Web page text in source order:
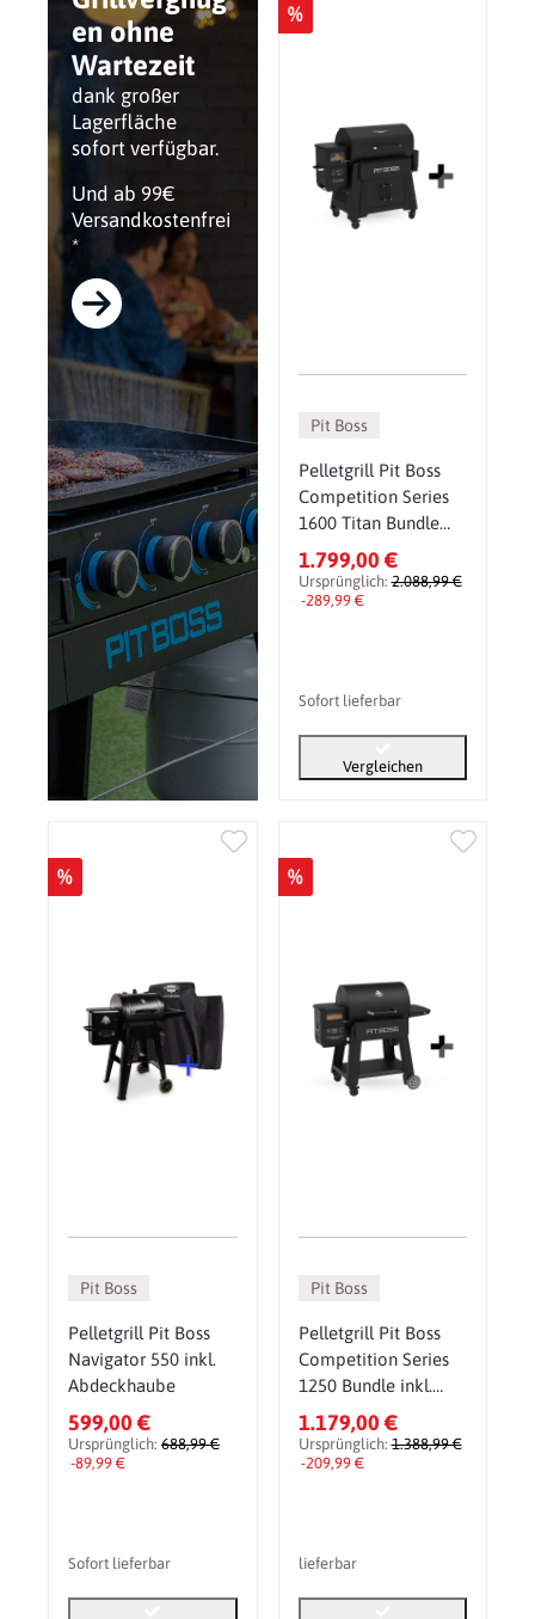
en ohne
Wartezeit
dank großer
Lagerfläche
sofort verfügbar.
Und ab 99€
Versandkostenfrei
*
%
Pit Boss
Pelletgrill Pit Boss
Competition Series
1600 Titan Bundle
inkl. Abdeckhaube,
Pelletsmoker & Grill
1.799,00 €
Ursprünglich:2.088,99 €
-289,99 €
Sofort lieferbar
Vergleichen
%
Pit Boss
Pelletgrill Pit Boss
Navigator 550 inkl.
Abdeckhaube
599,00 €
Ursprünglich: 688,99 €
-89,99 €
Sofort lieferbar
%
Pit Boss
Pelletgrill Pit Boss
Competition Series
1250 Bundle inkl.
Abdeckhaube,
Pelletsmoker & Grill
1.179,00 €
Ursprünglich:1.388,99 €
-209,99 €
lieferbar